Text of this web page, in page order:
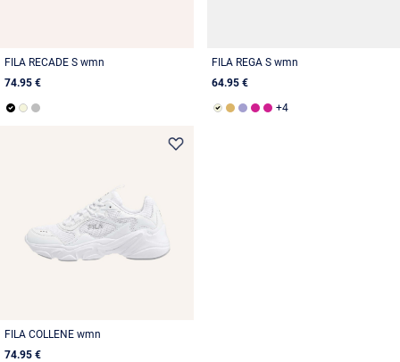
FILA RECADE S wmn
74.95 €
FILA REGA S wmn
64.95 €
FILA COLLENE wmn
74.95 €